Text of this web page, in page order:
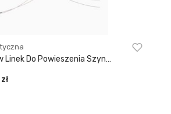
Linek Do Powieszenia Szyn
zł